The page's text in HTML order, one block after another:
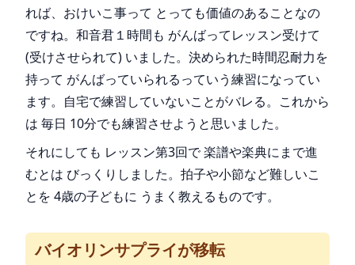
れば、おけいこ事って とっても価値のあることなの
ですね。和音君１時間も がんばってレッスン受けて
(受けさせられて) いました。決められた時間忍耐力を
持って がんばっていられるっていう練習になってい
ます。自宅で練習していないことがバレる。これから
は 毎日 10分でも練習させようと思いました。
それにしても レッスン第3回で 楽譜や楽典にまで進
むとは びっくりしました。拍子や小節など難しいこ
とを 4歳の子どもに うまく教えるものです。
バイオリンサプライが移転